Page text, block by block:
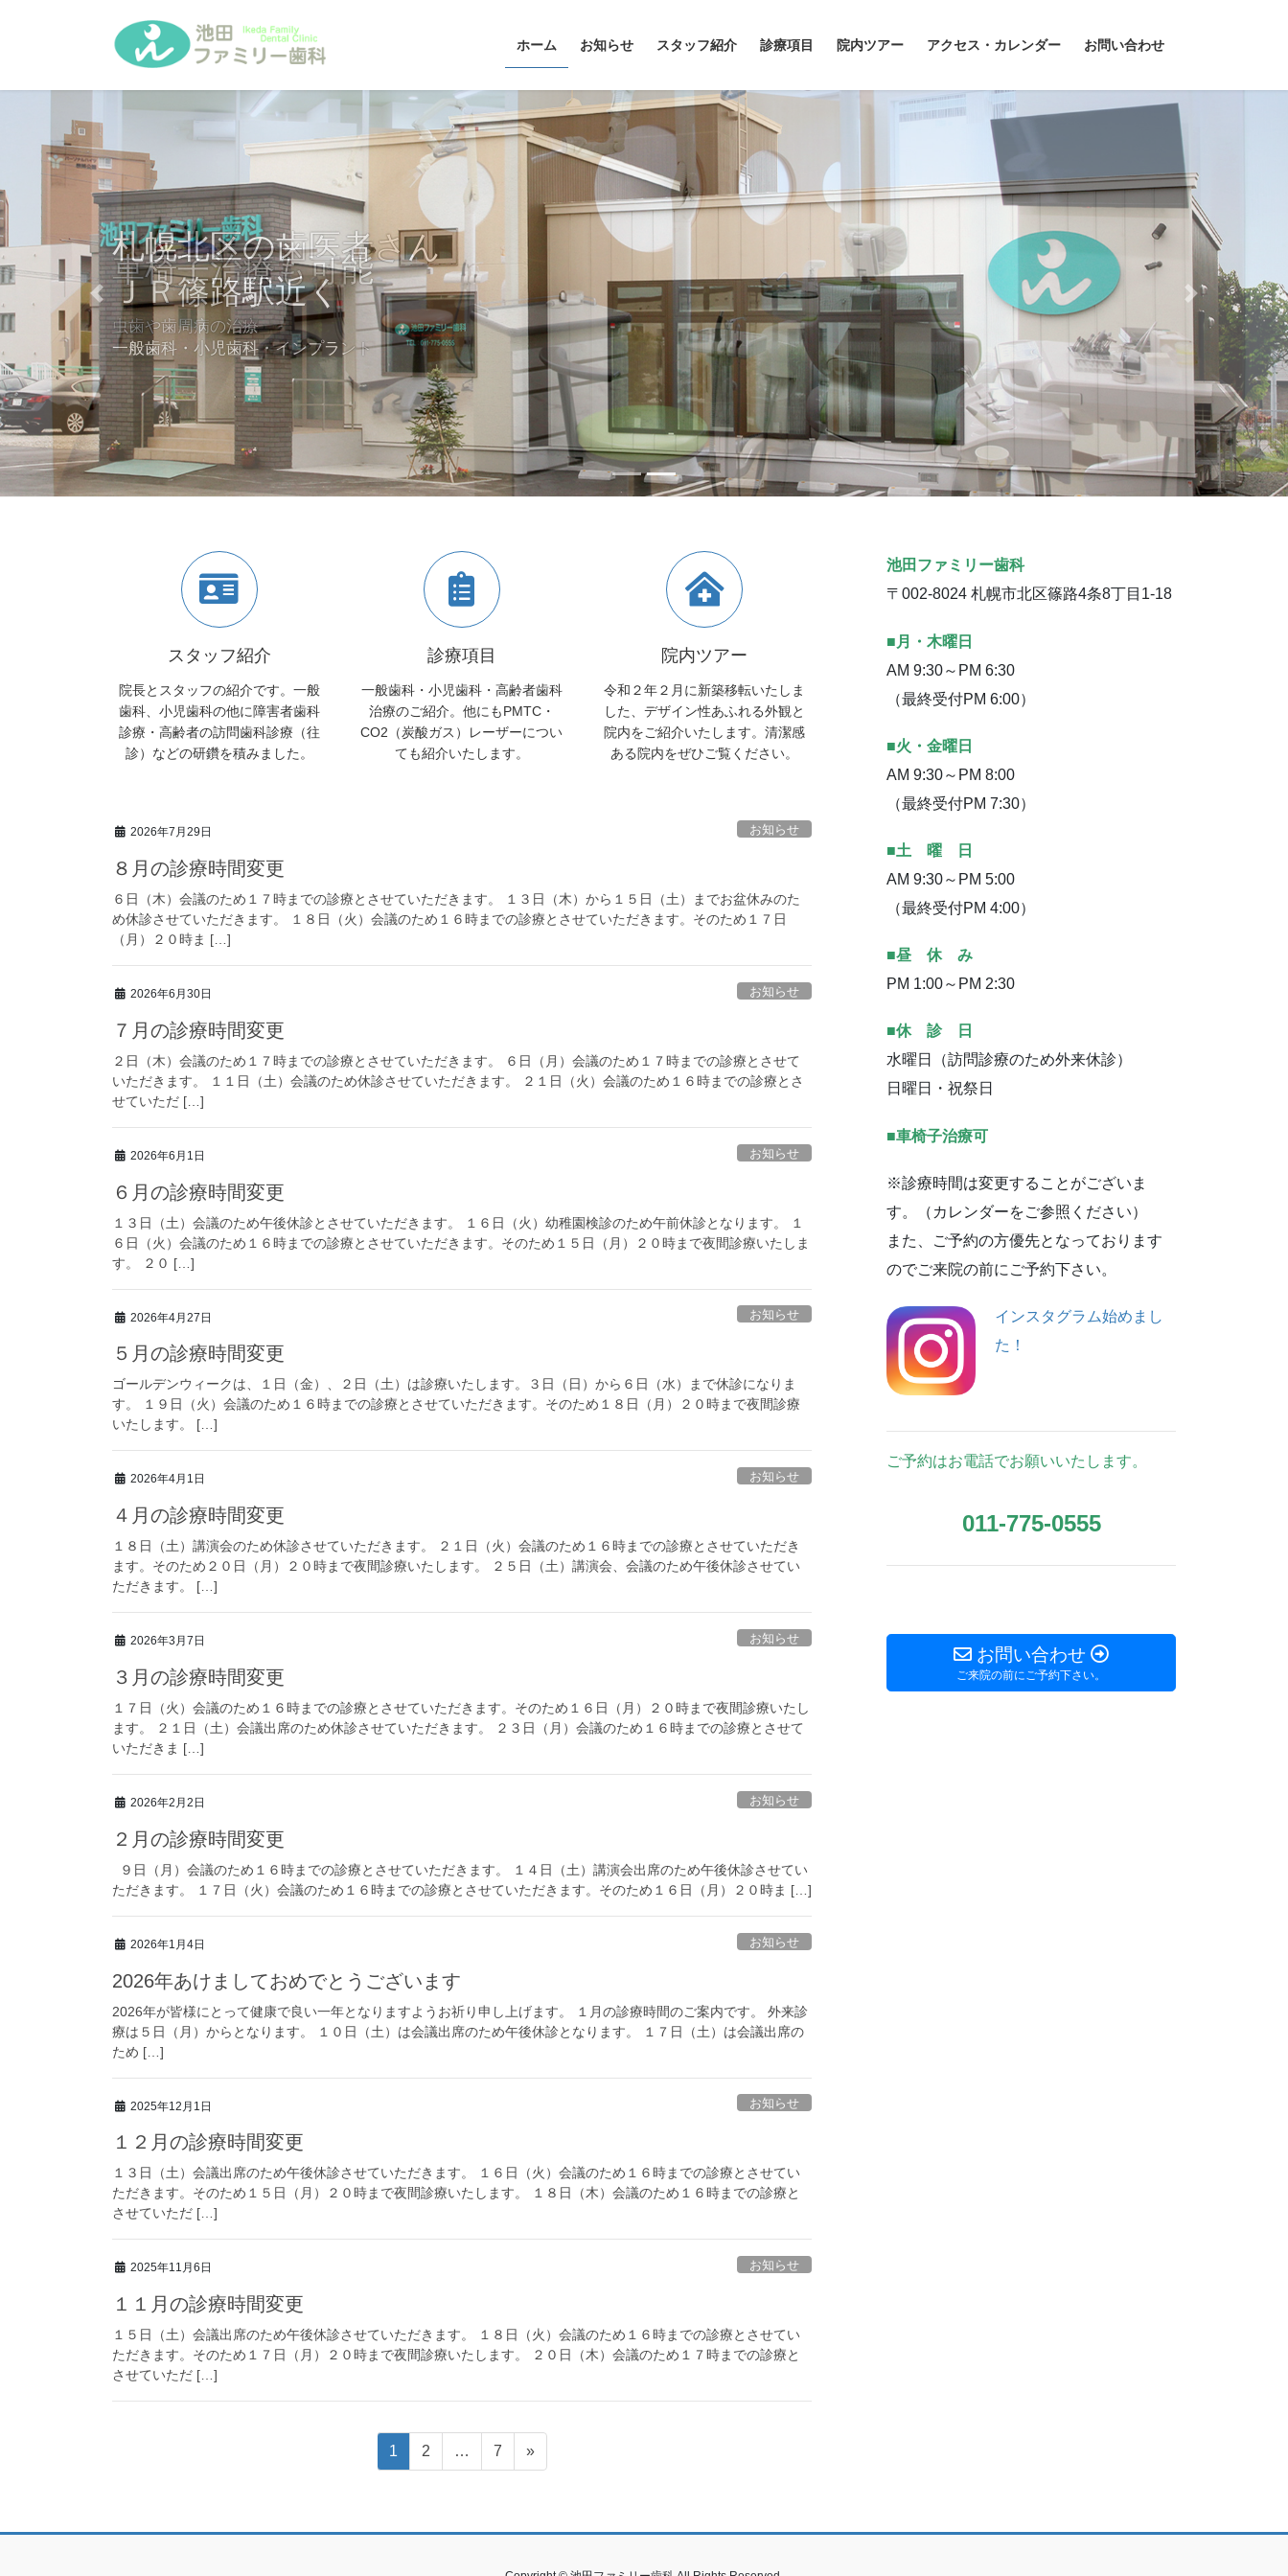
ッ
プ
移
動
ホーム お知らせ スタッフ紹介 診療項目 院内ツアー アクセス・カレンダー お問い合わせ
車椅子治療も可能
虫歯や歯周病の治療
Previous Next
スタッフ紹介
院長とスタッフの紹介です。一般
歯科、小児歯科の他に障害者歯科
診療・高齢者の訪問歯科診療（往
診）などの研鑽を積みました。
診療項目
一般歯科・小児歯科・高齢者歯科
治療のご紹介。他にもPMTC・
CO2（炭酸ガス）レーザーについ
ても紹介いたします。
院内ツアー
令和２年２月に新築移転いたしま
した、デザイン性あふれる外観と
院内をご紹介いたします。清潔感
ある院内をぜひご覧ください。
2026年7月29日 お知らせ
８月の診療時間変更
６日（木）会議のため１７時までの診療とさせていただきます。 １３日（木）から１５日（土）までお盆休みのた
め休診させていただきます。 １８日（火）会議のため１６時までの診療とさせていただきます。そのため１７日
（月）２０時ま […]
2026年6月30日 お知らせ
７月の診療時間変更
２日（木）会議のため１７時までの診療とさせていただきます。 ６日（月）会議のため１７時までの診療とさせて
いただきます。 １１日（土）会議のため休診させていただきます。 ２１日（火）会議のため１６時までの診療とさ
せていただ […]
2026年6月1日 お知らせ
６月の診療時間変更
１３日（土）会議のため午後休診とさせていただきます。 １６日（火）幼稚園検診のため午前休診となります。 １
６日（火）会議のため１６時までの診療とさせていただきます。そのため１５日（月）２０時まで夜間診療いたしま
す。 ２０ […]
2026年4月27日 お知らせ
５月の診療時間変更
ゴールデンウィークは、１日（金）、２日（土）は診療いたします。３日（日）から６日（水）まで休診になりま
す。 １９日（火）会議のため１６時までの診療とさせていただきます。そのため１８日（月）２０時まで夜間診療
いたします。 […]
2026年4月1日 お知らせ
４月の診療時間変更
１８日（土）講演会のため休診させていただきます。 ２１日（火）会議のため１６時までの診療とさせていただき
ます。そのため２０日（月）２０時まで夜間診療いたします。 ２５日（土）講演会、会議のため午後休診させてい
ただきます。 […]
2026年3月7日 お知らせ
３月の診療時間変更
１７日（火）会議のため１６時までの診療とさせていただきます。そのため１６日（月）２０時まで夜間診療いたし
ます。 ２１日（土）会議出席のため休診させていただきます。 ２３日（月）会議のため１６時までの診療とさせて
いただきま […]
2026年2月2日 お知らせ
２月の診療時間変更
９日（月）会議のため１６時までの診療とさせていただきます。 １４日（土）講演会出席のため午後休診させてい
ただきます。 １７日（火）会議のため１６時までの診療とさせていただきます。そのため１６日（月）２０時ま […]
2026年1月4日 お知らせ
2026年あけましておめでとうございます
2026年が皆様にとって健康で良い一年となりますようお祈り申し上げます。 １月の診療時間のご案内です。 外来診
療は５日（月）からとなります。 １０日（土）は会議出席のため午後休診となります。 １７日（土）は会議出席の
ため […]
2025年12月1日 お知らせ
１２月の診療時間変更
１３日（土）会議出席のため午後休診させていただきます。 １６日（火）会議のため１６時までの診療とさせてい
ただきます。そのため１５日（月）２０時まで夜間診療いたします。 １８日（木）会議のため１６時までの診療と
させていただ […]
2025年11月6日 お知らせ
１１月の診療時間変更
１５日（土）会議出席のため午後休診させていただきます。 １８日（火）会議のため１６時までの診療とさせてい
ただきます。そのため１７日（月）２０時まで夜間診療いたします。 ２０日（木）会議のため１７時までの診療と
させていただ […]
ビ
固
定
1
固
定
2 …
固
定
7 »
池田ファミリー歯科
〒002-8024 札幌市北区篠路4条8丁目1-18
■月・木曜日
AM 9:30～PM 6:30
（最終受付PM 6:00）
■火・金曜日
AM 9:30～PM 8:00
（最終受付PM 7:30）
■土 曜 日
AM 9:30～PM 5:00
（最終受付PM 4:00）
■昼 休 み
PM 1:00～PM 2:30
■休 診 日
水曜日（訪問診療のため外来休診）
日曜日・祝祭日
■車椅子治療可
※診療時間は変更することがございま
す。（カレンダーをご参照ください）
また、ご予約の方優先となっております
のでご来院の前にご予約下さい。
インスタグラム始めまし
た！
ご予約はお電話でお願いいたします。
011-775-0555
お問い合わせ
ご来院の前にご予約下さい。